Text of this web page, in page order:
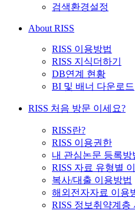
검색환경설정
About RISS
RISS 이용방법
RISS 지식더하기
DB연계 현황
BI 및 배너 다운로드
RISS 처음 방문 이세요?
RISS란?
RISS 이용권한
내 관심논문 등록방
RISS 자료 유형별
복사/대출 이용방법
해외전자자료 이용
RISS 정보취약계층